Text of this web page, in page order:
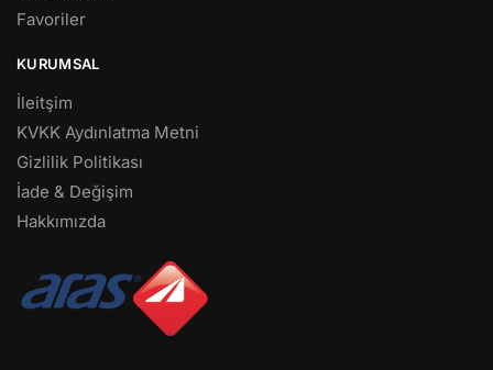
Favoriler
KURUMSAL
İleitşim
KVKK Aydınlatma Metni
Gizlilik Politikası
İade & Değişim
Hakkımızda